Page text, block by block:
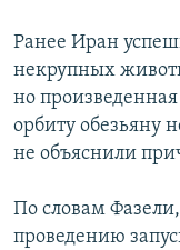
Ранее Иран
некрупных
но
орбиту обезьяну
не объяснили
По словам
проведению